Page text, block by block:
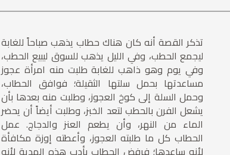
تذكر القصة أنه كان هناك حطاب يذهب صباحاً للغابة
ليجمع الحطب، وفي الليل يذهب للسوق ليبيع الحطب،
وفي يوم وهو ذاهب للغابة طلبت منه امرأة عجوز
مساعدتها بحمل سلتها الثقيلة؛ فوافق الحطاب،
وحمل السلة إلى كوخ العجوز، وطلبت منه بعدها بأن
يشعل الفرن بالحطب لتعد الخبز، وطلبت أيضاً أن يحضر
الماء من النهر، وأن يطعم العنز والدجاج. عمل
الحطاب كل ما طلبته العجوز، وأعطته إوزة مكافأة
لأنه ساعدها؛ فرفض الحطاب بأدب هذه الهدية لأنه